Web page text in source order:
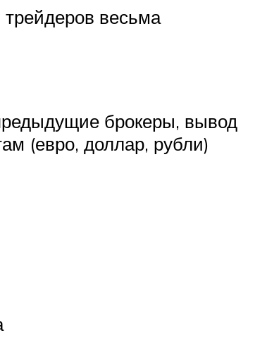
весьма
брокеры, вывод
(евро, доллар, рубли)